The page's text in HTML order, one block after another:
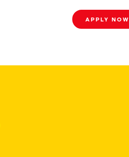
APPLY NOW